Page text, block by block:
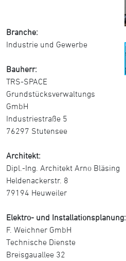
Branche:
Industrie und Gewerbe
Bauherr:
TRS-SPACE
Grundstücksverwaltungs
GmbH
Industriestraße 5
76297 Stutensee
Architekt:
Dipl.-Ing. Architekt Arno Bläsing
Heldenackerstr. 8
79194 Heuweiler
Elektro- und Installationsplanung:
F. Weichner GmbH
Technische Dienste
Breisgauallee 32